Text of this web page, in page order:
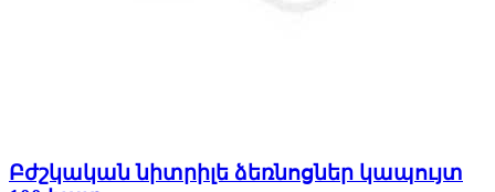
Բժշկական նիտրիլե ձեռնոցներ կապույտ